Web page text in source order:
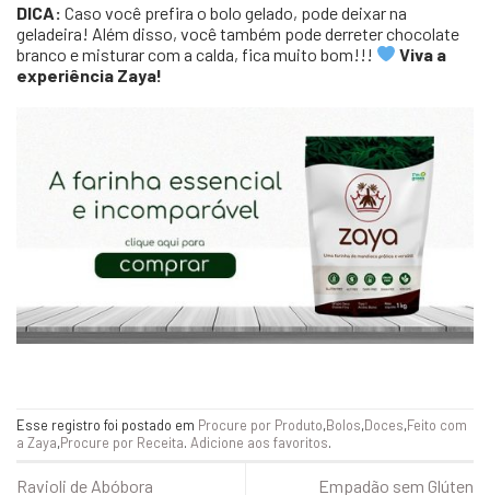
DICA: Caso você prefira o bolo gelado, pode deixar na
geladeira! Além disso, você também pode derreter chocolate
branco e misturar com a calda, fica muito bom!!!
Viva a
experiência Zaya!
Esse registro foi postado em Procure por Produto,Bolos,Doces,Feito com
a Zaya,Procure por Receita. Adicione aos favoritos.
Ravioli de Abóbora Empadão sem Glúten